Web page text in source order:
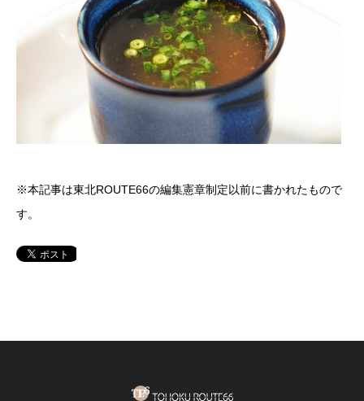
※本記事は東北ROUTE66の編集憲章制定以前に書かれたもので
す。